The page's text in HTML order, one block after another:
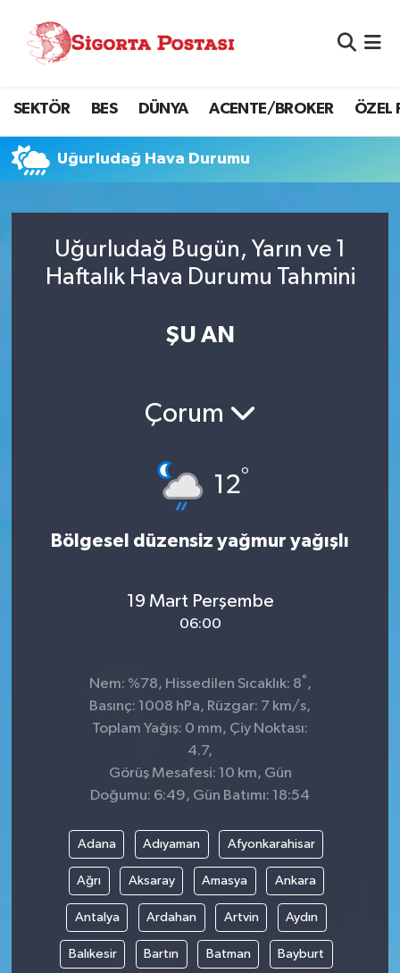
SEKTÖR BES DÜNYA ACENTE/BROKER ÖZEL
Uğurludağ Hava Durumu
Uğurludağ Bugün, Yarın ve 1
Haftalık Hava Durumu Tahmini
ŞU AN
Çorum
12°
Bölgesel düzensiz yağmur yağışlı
19 Mart Perşembe
06:00
Nem: %78, Hissedilen Sıcaklık: 8° ,
Basınç: 1008 hPa, Rüzgar: 7 km/s,
Toplam Yağış: 0 mm, Çiy Noktası:
4.7,
Görüş Mesafesi: 10 km, Gün
Doğumu: 6:49, Gün Batımı: 18:54
Adana Adıyaman Afyonkarahisar
Ağrı Aksaray Amasya Ankara
Antalya Ardahan Artvin Aydın
Balıkesir Bartın Batman Bayburt
Nöbetçi Eczaneler
Hava Durumu
Namaz Vakitleri
Süper Lig Puan Durumu ve Fikstür
Son Dakika Haberleri